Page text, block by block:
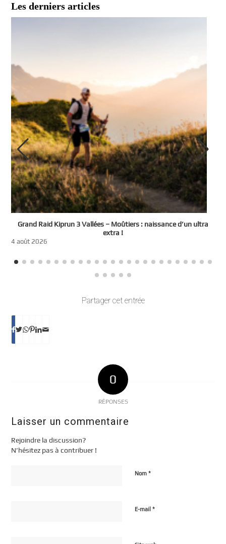
Les derniers articles
Grand Raid Kiprun 3 Vallées – Moûtiers : naissance d’un ultra
extra !
4 août 2026
Partager cet entrée
0
RÉPONSES
Laisser un commentaire
Rejoindre la discussion?
N’hésitez pas à contribuer !
Nom*
E-mail*